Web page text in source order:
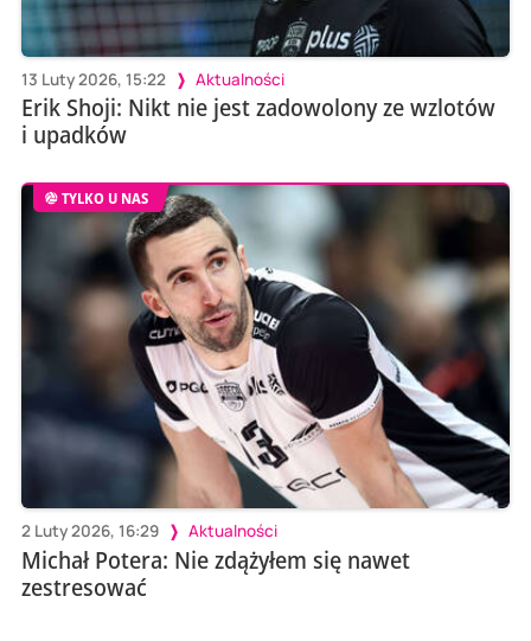
13 Luty 2026, 15:22 Aktualności
Erik Shoji: Nikt nie jest zadowolony ze wzlotów
i upadków
TYLKO U NAS
2 Luty 2026, 16:29 Aktualności
Michał Potera: Nie zdążyłem się nawet
zestresować